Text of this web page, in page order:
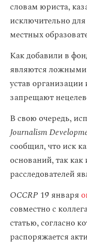
словам юриста,
исключительно
местных
Как добавили в
являются ложными
устав организации
запрещают
В свою очередь,
Journalism
сообщил, что иск
оснований, так
расследователей
OCCRP 19 января
совместно с
статью, согласно
распоряжается